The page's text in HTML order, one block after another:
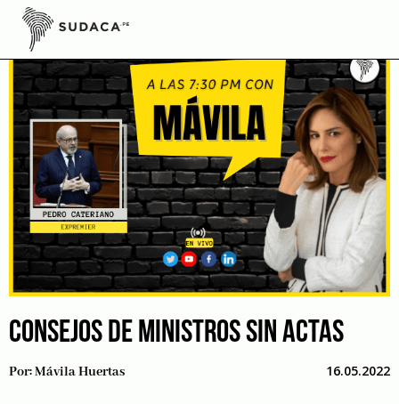
Skip
content
CONSEJOS DE MINISTROS SIN ACTAS
Por:Mávila Huertas 16.05.2022